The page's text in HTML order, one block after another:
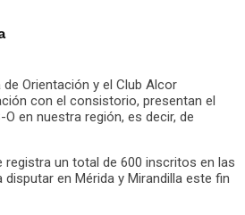
Orientación y el Club Alcor
con el consistorio, presentan el
en nuestra región, es decir, de
registra un total de 600 inscritos en las
en Mérida y Mirandilla este fin